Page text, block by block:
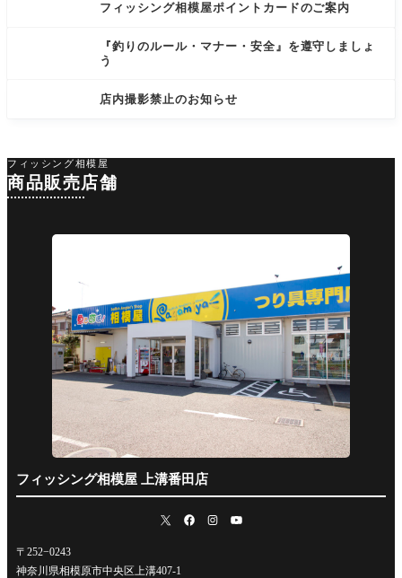
フィッシング相模屋ポイントカードのご案内
『釣りのルール・マナー・安全』を遵守しましょ
う
店内撮影禁止のお知らせ
フィッシング相模屋
商品販売店舗
フィッシング相模屋 上溝番田店
〒252−0243
神奈川県相模原市中央区上溝407-1